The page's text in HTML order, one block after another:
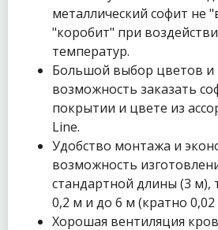
металлический софит не
"коробит" при
температур.
Большой выбор цветов и
возможность заказать
покрытии и цвете из
Line.
Удобство монтажа и
возможность
стандартной длины (3 м),
0,2 м и до 6 м (кратно 0,02
Хорошая вентиляция